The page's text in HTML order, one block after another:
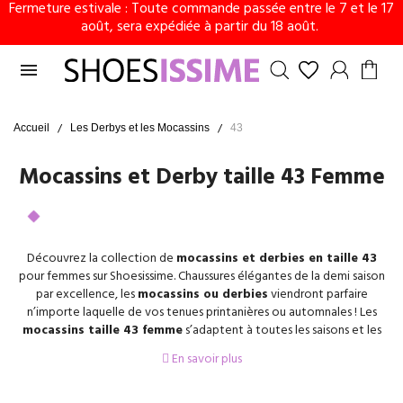
Fermeture estivale : Toute commande passée entre le 7 et le 17
août, sera expédiée à partir du 18 août.

Accueil Les Derbys et les Mocassins 43
Mocassins et Derby taille 43 Femme
Découvrez la collection de mocassins et derbies en taille 43
pour femmes sur Shoesissime. Chaussures élégantes de la demi saison
par excellence, lesmocassins ou derbiesviendront parfaire
n’importe laquelle de vos tenues printanières ou automnales ! Les
mocassins taille 43 femmes’adaptent à toutes les saisons et les
occasions. Chaussure basique mais pas que, on devrait toutes avoir
une paire de mocassin sous la main. Intemporelle, plate et
En savoir plus